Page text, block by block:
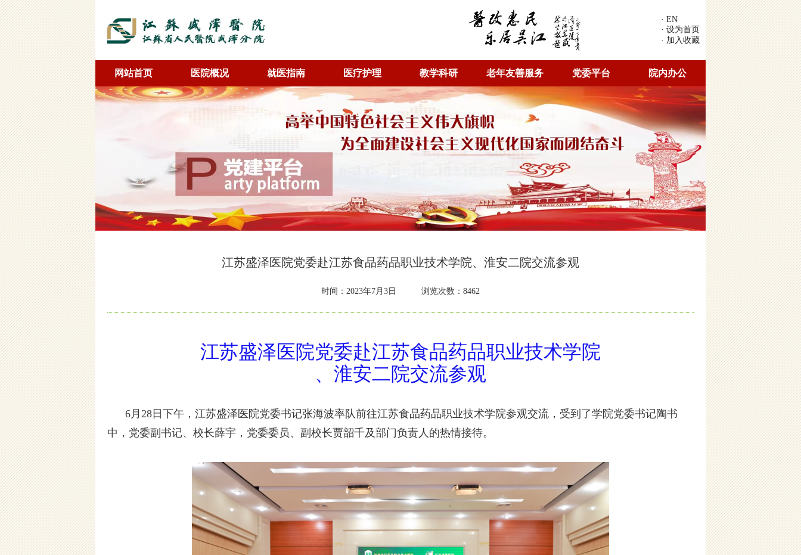
· EN
· 设为首页
· 加入收藏
网站首页 医院概况 就医指南 医疗护理 教学科研 老年友善服务 党委平台 院内办公
江苏盛泽医院党委赴江苏食品药品职业技术学院、淮安二院交流参观
时间： 2023年7月3日 浏览次数：8462
江苏盛泽医院党委赴江苏食品药品职业技术学院
、淮安二院交流参观
6月28日下午，江苏盛泽医院党委书记张海波率队前往江苏食品药品职业技术学院参观交流，受到了学院党委书记陶书
中，党委副书记、校长薛宇，党委委员、副校长贾韶千及部门负责人的热情接待。